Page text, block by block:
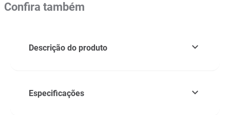
Confira também
Descrição do produto
Especificações